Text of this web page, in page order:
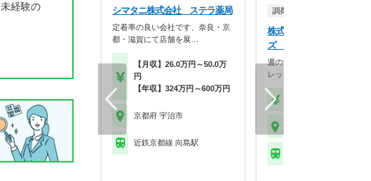
経験の
シマタニ株式会社 ステラ薬局
定着率の良い会社です、奈良・京
都・滋賀にて店舗を展…
【月収】26.0万円～50.0万
円
【年収】324万円～600万円
京都府 宇治市
近鉄京都線 向島駅
調剤薬局
株式会社ファルコファー
ズ ファルコ薬局 小倉店
週の労働時間を自分で設定◎
レッシュ休暇制度によ…